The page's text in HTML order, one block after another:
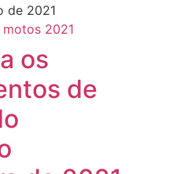
de 2021
os
de